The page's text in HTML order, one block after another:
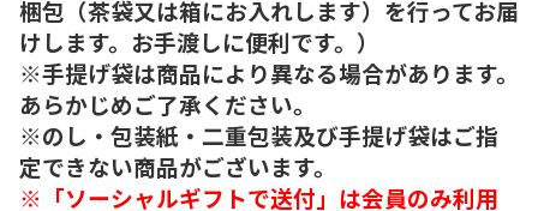
梱包（茶袋又は箱にお入れします）を行ってお届
けします。お手渡しに便利です。）
※手提げ袋は商品により異なる場合があります。
あらかじめご了承ください。
※のし・包装紙・二重包装及び手提げ袋はご指
定できない商品がございます。
※「ソーシャルギフトで送付」は会員のみ利用